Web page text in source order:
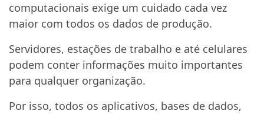
computacionais exige um cuidado cada vez
maior com todos os dados de produção.
Servidores, estações de trabalho e até celulares
podem conter informações muito importantes
para qualquer organização.
Por isso, todos os aplicativos, bases de dados,